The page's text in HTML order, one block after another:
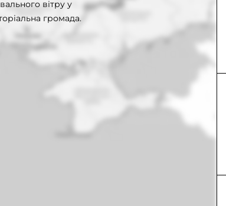
вітру у
громада.